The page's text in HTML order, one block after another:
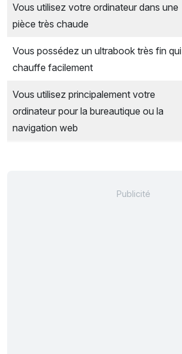
Vous utilisez votre ordinateur dans une
pièce très chaude
Vous possédez un ultrabook très fin qui
chauffe facilement
Vous utilisez principalement votre
ordinateur pour la bureautique ou la
navigation web